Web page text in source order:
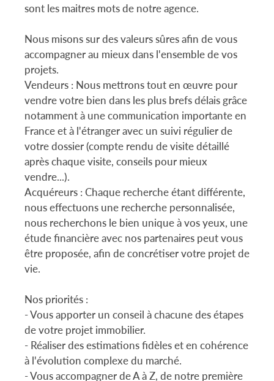
sont les maitres mots de notre agence.
Nous misons sur des valeurs sûres afin de vous
accompagner au mieux dans l'ensemble de vos
projets.
Vendeurs : Nous mettrons tout en œuvre pour
vendre votre bien dans les plus brefs délais grâce
notamment à une communication importante en
France et à l'étranger avec un suivi régulier de
votre dossier (compte rendu de visite détaillé
après chaque visite, conseils pour mieux
vendre...).
Acquéreurs : Chaque recherche étant différente,
nous effectuons une recherche personnalisée,
nous recherchons le bien unique à vos yeux, une
étude financière avec nos partenaires peut vous
être proposée, afin de concrétiser votre projet de
vie.
Nos priorités :
- Vous apporter un conseil à chacune des étapes
de votre projet immobilier.
- Réaliser des estimations fidèles et en cohérence
à l'évolution complexe du marché.
- Vous accompagner de A à Z, de notre première